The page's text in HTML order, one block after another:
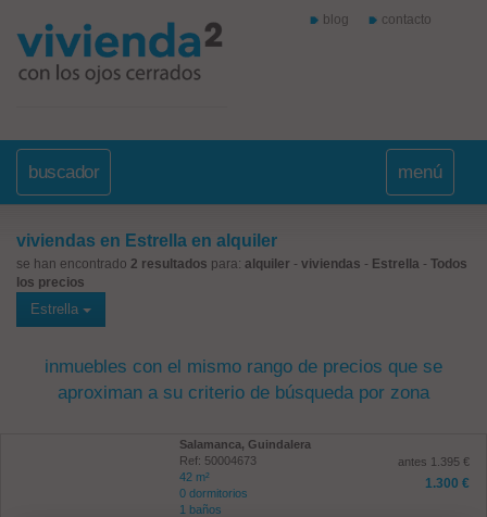
blog contacto
buscador menú
viviendas en Estrella en alquiler
se han encontrado 2 resultados para: alquiler - viviendas - Estrella - Todos
los precios
Estrella
inmuebles con el mismo rango de precios que se
aproximan a su criterio de búsqueda por zona
Salamanca, Guindalera
Ref: 50004673
42 m²
0 dormitorios
1 baños
antes 1.395 €
1.300 €